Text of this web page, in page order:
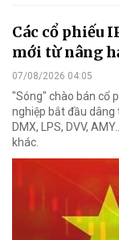
Các cổ phiếu
mới từ nâng
07/08/2026 04:05
"Sóng" chào bán cổ
nghiệp bắt đầu dâng
DMX, LPS, DVV,
khác.